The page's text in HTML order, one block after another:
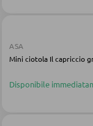
Faretti
ASA
Mini ciotola Il capriccio
Disponibile